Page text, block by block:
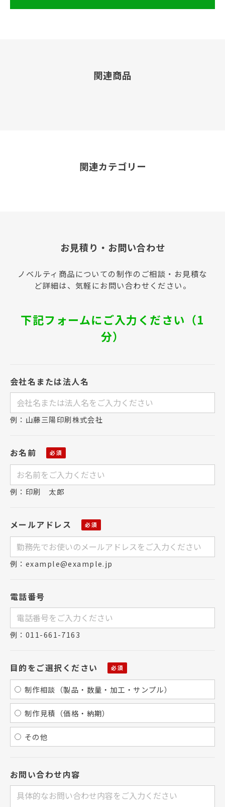
関連商品
関連カテゴリー
お見積り・お問い合わせ
ノベルティ商品についての制作のご相談・お見積な
ど詳細は、気軽にお問い合わせください。
下記フォームにご入力ください（1
分）
会社名または法人名
例：山藤三陽印刷株式会社
お名前
例：印刷 太郎
メールアドレス
例：example@example.jp
電話番号
例：011-661-7163
目的をご選択ください
制作相談（製品・数量・加工・サンプル）
制作見積（価格・納期）
その他
お問い合わせ内容